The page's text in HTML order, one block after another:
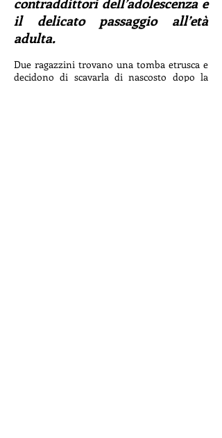
il delicato passaggio all’età
adulta.
Due ragazzini trovano una tomba etrusca e
decidono di scavarla di nascosto dopo la